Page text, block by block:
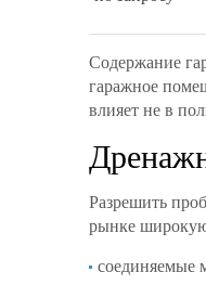
Содержание
гаражное
влияет не в
Разрешить
рынке широкую
соединяемые